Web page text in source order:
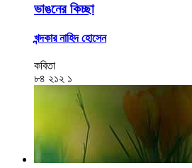
ভাঙনের কিচ্ছা
খন্দকার নাহিদ হোসেন
কবিতা
৮৪ ২১২ ১